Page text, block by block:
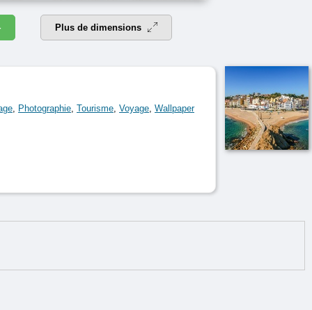
Plus de dimensions
, Photographie, Tourisme, Voyage, Wallpaper